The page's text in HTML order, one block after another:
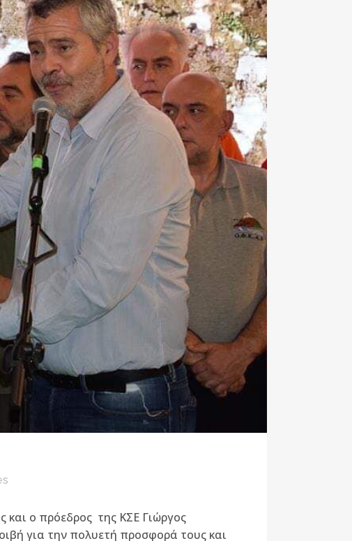
και ο πρόεδρος της ΚΣΕ Γιώργος
για την πολυετή προσφορά τους και